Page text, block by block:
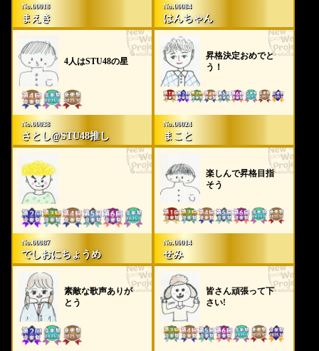
●公演の演出を妨げる行為や、お客様考案のサプライズ企画
等はご遠慮くださいますようお願い致します。
●公演には撮影カメラが入り、映り込む可能性がございま
す。あらかじめご了承ください。
●無断で「放課後音楽祭」のロゴやアーティストの画像・肖
像を使用したグッズを製作したり、販売や配布をしたりす
る行為は禁止させていただきます。
●万が一公演中に体調が悪くなったり怪我をしたりした際
は、後方や空いている場所へご移動下さい。周りの方もご
配慮をお願い致します。ご自身や周りの方で体調の悪いお
客様を見つけた場合は、お近くのスタッフへお申し付けく
ださい。
●周囲への配慮と思いやりを持って安全に、放課後音楽祭の
雰囲気をお楽しみください。
尚、注意事項に反する行為が多数見受けられた場合や、危
険・迷惑行為とみなした場合、観覧をお断りもしくは途中
退場して頂くほか、今後のイベントの参加をお断りし、し
かるべき対応をさせていただきます。
No.00018
まえき
No.00084
はんちゃん
4人はSTU48の星
No.00038
さとし@STU48推し
昇格決定おめでと
う！
No.00024
まこと
No.00087
でしおにちょうめ
楽しんで昇格目指
そう
No.00014
せみ
素敵な歌声ありが
とう
皆さん頑張って下
さい!